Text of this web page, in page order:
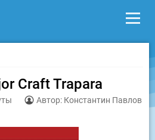
Craft Trapara
Автор: Константин Павлов